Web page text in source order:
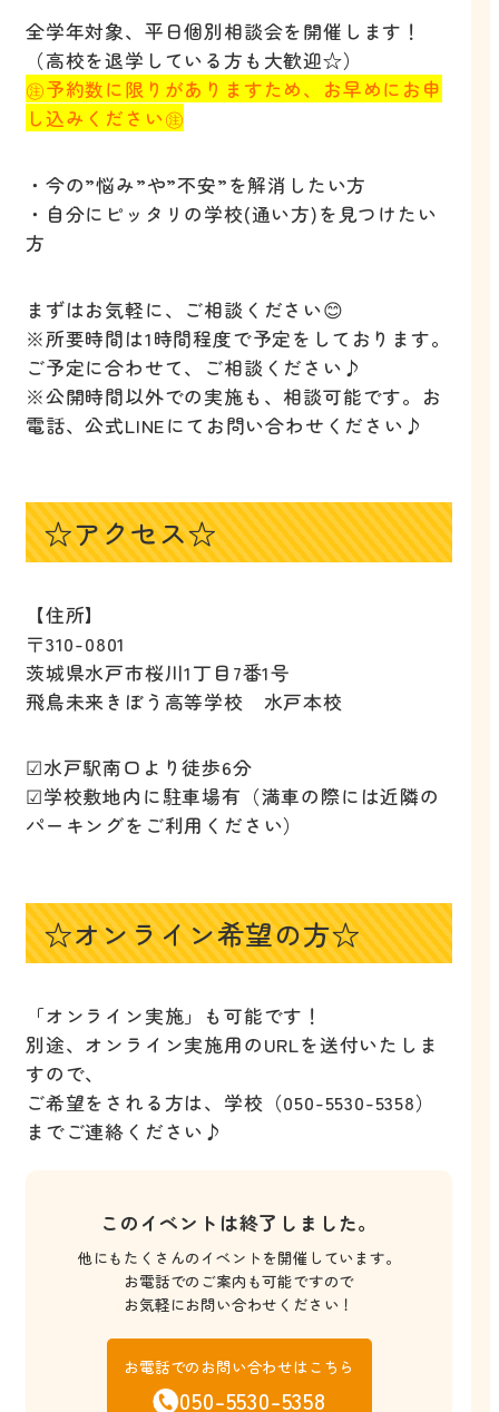
全学年対象、平日個別相談会を開催します！
（高校を退学している方も大歓迎☆）
㊟予約数に限りがありますため、お早めにお申
し込みください㊟
・今の”悩み”や”不安”を解消したい方
・自分にピッタリの学校(通い方)を見つけたい
方
まずはお気軽に、ご相談ください😊
※所要時間は1時間程度で予定をしております。
ご予定に合わせて、ご相談ください♪
※公開時間以外での実施も、相談可能です。お
電話、公式LINEにてお問い合わせください♪
☆アクセス☆
【住所】
〒310-0801
茨城県水戸市桜川1丁目7番1号
飛鳥未来きぼう高等学校 水戸本校
☑水戸駅南口より徒歩6分
☑学校敷地内に駐車場有（満車の際には近隣の
パーキングをご利用ください）
☆オンライン希望の方☆
「オンライン実施」も可能です！
別途、オンライン実施用のURLを送付いたしま
すので、
ご希望をされる方は、学校（050-5530-5358）
までご連絡ください♪
このイベントは終了しました。
他にもたくさんのイベントを開催しています。
お電話でのご案内も可能ですので
お気軽にお問い合わせください！
お電話でのお問い合わせはこちら
050-5530-5358